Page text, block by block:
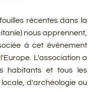
récentes dans la
nous apprennent,
à cet événement
L'association a
habitants et tous les
d'archéologie ou